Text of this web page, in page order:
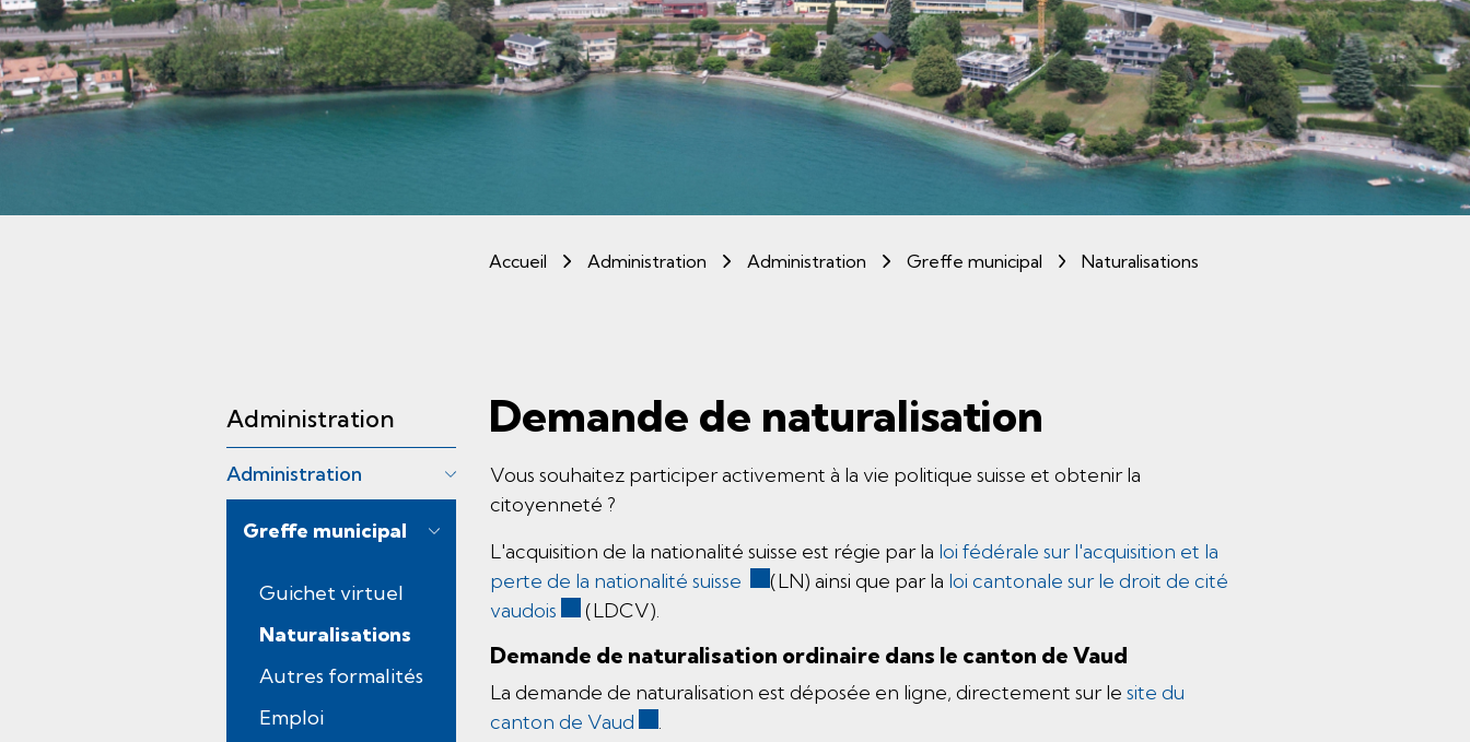
Accueil Administration Administration Greffe municipal Naturalisations
Sous-navigation
Administration
Administration
Greffe municipal
Guichet virtuel
Naturalisations
(
é
Autres formalités
Emploi
Demande de naturalisation
Vous souhaitez participer activement à la vie politique suisse et obtenir la
citoyenneté ?
L'acquisition de la nationalité suisse est régie par la loi fédérale sur l'acquisition et la
perte de la nationalité suisse
Ce lien externe va ouvrir une nouvelle fenêtre.
(LN) ainsi que par la loi cantonale sur le droit de cité
vaudois Ce lien externe va ouvrir une nouvelle fenêtre.
(LDCV).
Demande de naturalisation ordinaire dans le canton de Vaud
La demande de naturalisation est déposée en ligne, directement sur le site du
canton de Vaud
.